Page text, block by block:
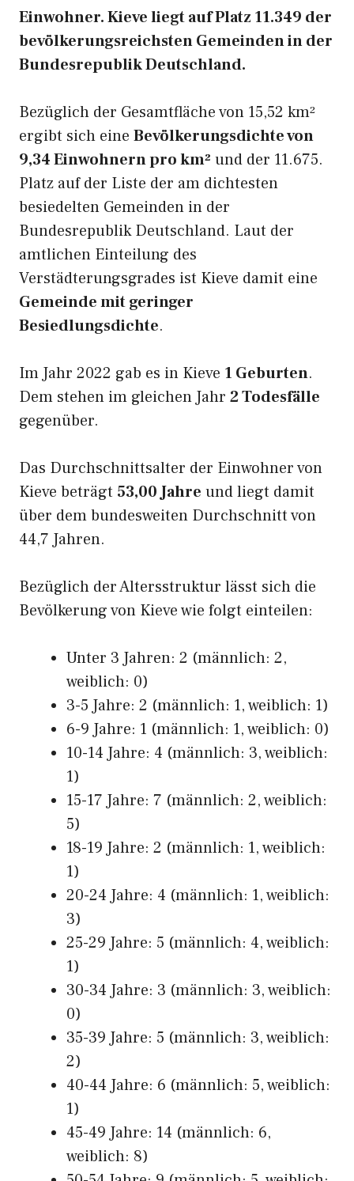
Einwohner. Kieve liegt auf Platz 11.349 der
bevölkerungsreichsten Gemeinden in der
Bundesrepublik Deutschland.
Bezüglich der Gesamtfläche von 15,52 km²
ergibt sich eine Bevölkerungsdichte von
9,34 Einwohnern pro km² und der 11.675.
Platz auf der Liste der am dichtesten
besiedelten Gemeinden in der
Bundesrepublik Deutschland. Laut der
amtlichen Einteilung des
Verstädterungsgrades ist Kieve damit eine
Gemeinde mit geringer
Besiedlungsdichte.
Im Jahr 2022 gab es in Kieve 1 Geburten.
Dem stehen im gleichen Jahr 2 Todesfälle
gegenüber.
Das Durchschnittsalter der Einwohner von
Kieve beträgt 53,00 Jahre und liegt damit
über dem bundesweiten Durchschnitt von
44,7 Jahren.
Bezüglich der Altersstruktur lässt sich die
Bevölkerung von Kieve wie folgt einteilen:
Unter 3 Jahren: 2 (männlich: 2,
weiblich: 0)
3-5 Jahre: 2 (männlich: 1, weiblich: 1)
6-9 Jahre: 1 (männlich: 1, weiblich: 0)
10-14 Jahre: 4 (männlich: 3, weiblich:
1)
15-17 Jahre: 7 (männlich: 2, weiblich:
5)
18-19 Jahre: 2 (männlich: 1, weiblich:
1)
20-24 Jahre: 4 (männlich: 1, weiblich:
3)
25-29 Jahre: 5 (männlich: 4, weiblich:
1)
30-34 Jahre: 3 (männlich: 3, weiblich:
0)
35-39 Jahre: 5 (männlich: 3, weiblich:
2)
40-44 Jahre: 6 (männlich: 5, weiblich:
1)
45-49 Jahre: 14 (männlich: 6,
weiblich: 8)